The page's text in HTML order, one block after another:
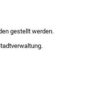
gestellt werden.